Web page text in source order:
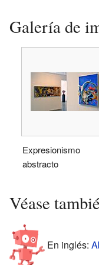
Galería de
Expresionismo
abstracto
Véase
En inglés: